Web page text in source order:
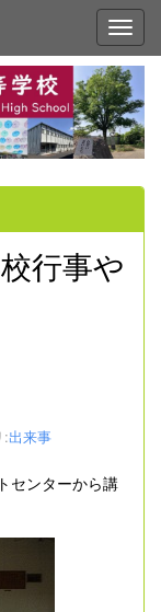
行事や
:出来事
センターから講